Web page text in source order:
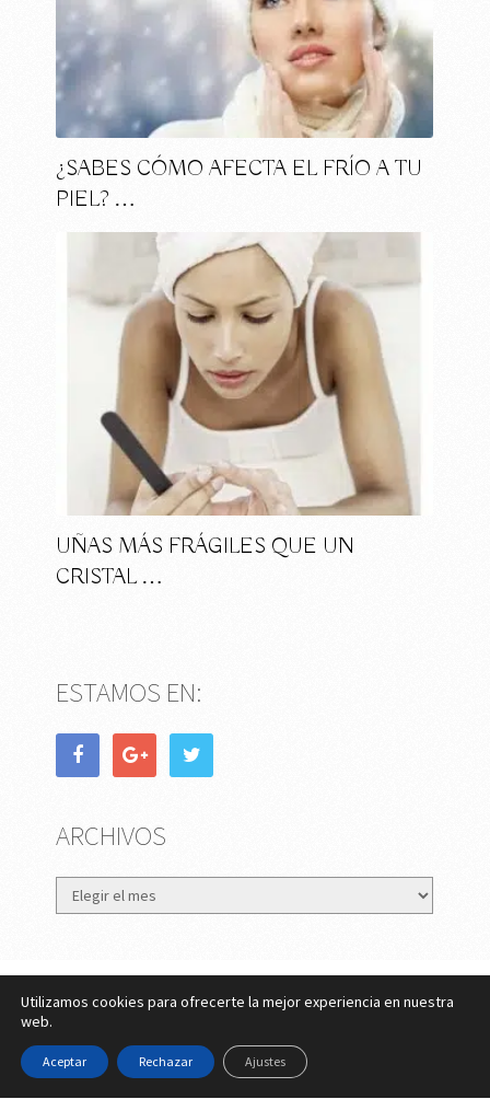
¿SABES CÓMO AFECTA EL FRÍO A TU
PIEL? …
UÑAS MÁS FRÁGILES QUE UN
CRISTAL …
ESTAMOS EN:
ARCHIVOS
Archivos
eMujer.com
Copyright © 2026.
Contactar ||Datos Legales y Privacidad
Cookies
Utilizamos cookies para ofrecerte la mejor experiencia en nuestra
web.
Aceptar Rechazar Ajustes